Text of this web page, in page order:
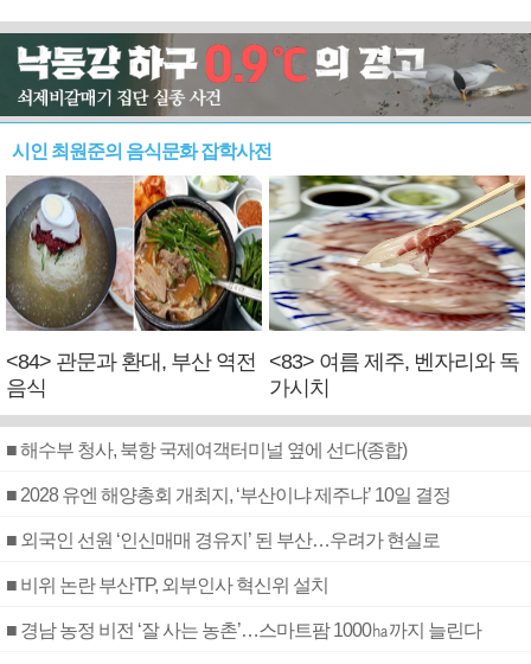
시인 최원준의 음식문화 잡학사전
<84> 관문과 환대, 부산 역전
음식
<83> 여름 제주, 벤자리와 독
가시치
■ 해수부 청사, 북항 국제여객터미널 옆에 선다(종합)
■ 2028 유엔 해양총회 개최지, ‘부산이냐 제주냐’ 10일 결정
■ 외국인 선원 ‘인신매매 경유지’ 된 부산…우려가 현실로
■ 비위 논란 부산TP, 외부인사 혁신위 설치
■ 경남 농정 비전 ‘잘 사는 농촌’…스마트팜 1000㏊까지 늘린다